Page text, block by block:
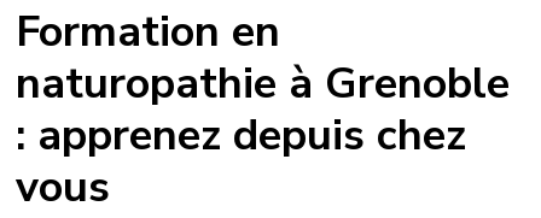
Formation en
naturopathie à Grenoble
: apprenez depuis chez
vous